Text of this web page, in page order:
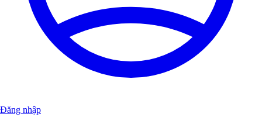
Đăng nhập